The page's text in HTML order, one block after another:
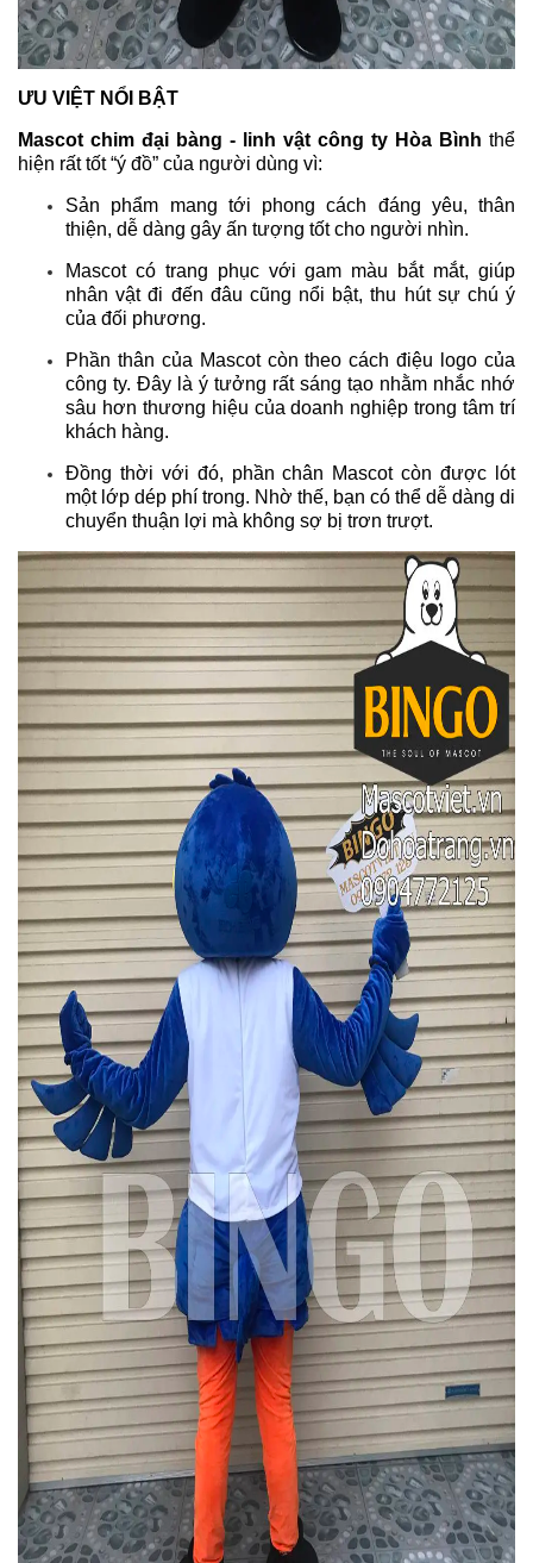
ƯU VIỆT NỔI BẬT
Mascot chim đại bàng - linh vật công ty Hòa Bình thể
hiện rất tốt “ý đồ” của người dùng vì:
Sản phẩm mang tới phong cách đáng yêu, thân
thiện, dễ dàng gây ấn tượng tốt cho người nhìn.
Mascot có trang phục với gam màu bắt mắt, giúp
nhân vật đi đến đâu cũng nổi bật, thu hút sự chú ý
của đối phương.
Phần thân của Mascot còn theo cách điệu logo của
công ty. Đây là ý tưởng rất sáng tạo nhằm nhắc nhớ
sâu hơn thương hiệu của doanh nghiệp trong tâm trí
khách hàng.
Đồng thời với đó, phần chân Mascot còn được lót
một lớp dép phí trong. Nhờ thế, bạn có thể dễ dàng di
chuyển thuận lợi mà không sợ bị trơn trượt.